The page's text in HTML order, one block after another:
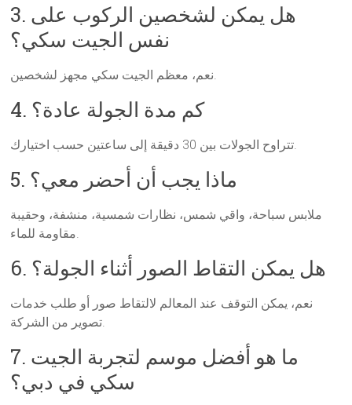
3. هل يمكن لشخصين الركوب على
نفس الجيت سكي؟
نعم، معظم الجيت سكي مجهز لشخصين.
4. كم مدة الجولة عادة؟
تتراوح الجولات بين 30 دقيقة إلى ساعتين حسب اختيارك.
5. ماذا يجب أن أحضر معي؟
ملابس سباحة، واقي شمس، نظارات شمسية، منشفة، وحقيبة
مقاومة للماء.
6. هل يمكن التقاط الصور أثناء الجولة؟
نعم، يمكن التوقف عند المعالم لالتقاط صور أو طلب خدمات
تصوير من الشركة.
7. ما هو أفضل موسم لتجربة الجيت
سكي في دبي؟